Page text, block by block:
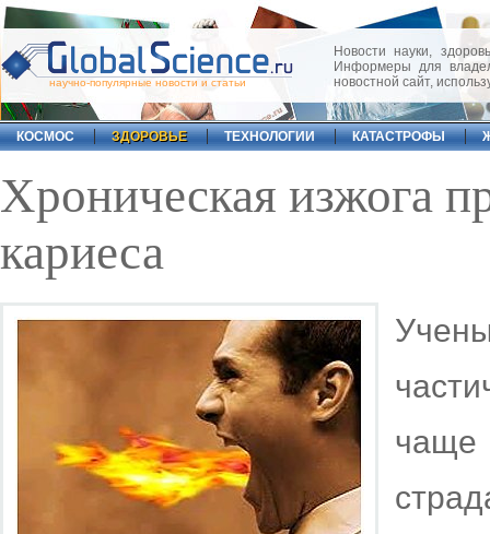
научно-популярные новости и статьи
Новости науки,
Информеры для
новостной сайт,
КОСМОС ЗДОРОВЬЕ ТЕХНОЛОГИИ КАТАСТРОФЫ
Хроническая изжога
кариеса